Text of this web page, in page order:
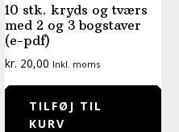
10 stk. kryds og tværs
med 2 og 3 bogstaver
(e-pdf)
kr. 20,00 Inkl. moms
TILFØJ TIL
KURV